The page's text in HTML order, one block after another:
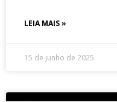
LEIA MAIS »
15 de junho de 2025